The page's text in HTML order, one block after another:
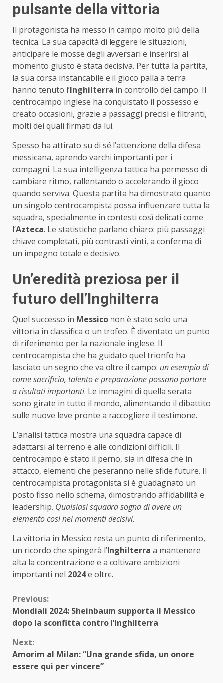
pulsante della vittoria
Il protagonista ha messo in campo molto più della
tecnica. La sua capacità di leggere le situazioni,
anticipare le mosse degli avversari e inserirsi al
momento giusto è stata decisiva. Per tutta la partita,
la sua corsa instancabile e il gioco palla a terra
hanno tenuto l’Inghilterra in controllo del campo. Il
centrocampo inglese ha conquistato il possesso e
creato occasioni, grazie a passaggi precisi e filtranti,
molti dei quali firmati da lui.
Spesso ha attirato su di sé l’attenzione della difesa
messicana, aprendo varchi importanti per i
compagni. La sua intelligenza tattica ha permesso di
cambiare ritmo, rallentando o accelerando il gioco
quando serviva. Questa partita ha dimostrato quanto
un singolo centrocampista possa influenzare tutta la
squadra, specialmente in contesti così delicati come
l’Azteca. Le statistiche parlano chiaro: più passaggi
chiave completati, più contrasti vinti, a conferma di
un impegno totale e decisivo.
Un’eredità preziosa per il
futuro dell’Inghilterra
Quel successo in Messico non è stato solo una
vittoria in classifica o un trofeo. È diventato un punto
di riferimento per la nazionale inglese. Il
centrocampista che ha guidato quel trionfo ha
lasciato un segno che va oltre il campo: un esempio di
come sacrificio, talento e preparazione possano portare
a risultati importanti. Le immagini di quella serata
sono girate in tutto il mondo, alimentando il dibattito
sulle nuove leve pronte a raccogliere il testimone.
L’analisi tattica mostra una squadra capace di
adattarsi al terreno e alle condizioni difficili. Il
centrocampo è stato il perno, sia in difesa che in
attacco, elementi che peseranno nelle sfide future. Il
centrocampista protagonista si è guadagnato un
posto fisso nello schema, dimostrando affidabilità e
leadership. Qualsiasi squadra sogna di avere un
elemento così nei momenti decisivi.
La vittoria in Messico resta un punto di riferimento,
un ricordo che spingerà l’Inghilterra a mantenere
alta la concentrazione e a coltivare ambizioni
importanti nel 2024e oltre.
Continue
Reading
Previous:
Mondiali 2024: Sheinbaum supporta il Messico
dopo la sconfitta contro l’Inghilterra
Next:
Amorim al Milan: “Una grande sfida, un onore
essere qui per vincere”